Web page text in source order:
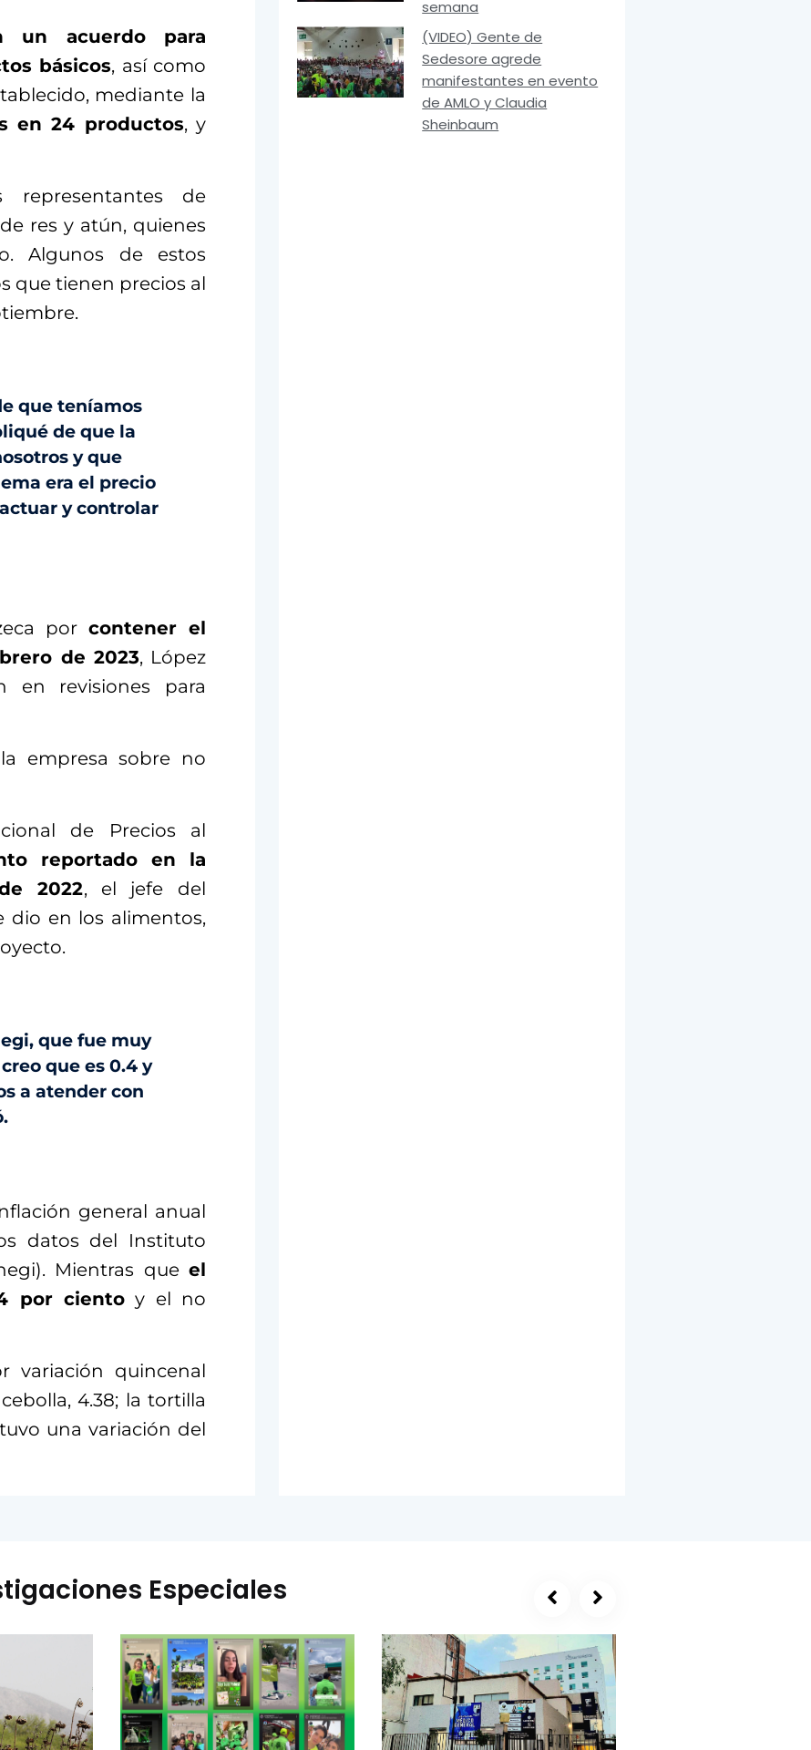
un acuerdo para
básicos, así como
mediante la
en 24 productos, y
representantes de
res y atún, quienes
Algunos de estos
que tienen precios al
que teníamos
de que la
y que
era el precio
y controlar
por contener el
de 2023, López
en revisiones para
empresa sobre no
de Precios al
reportado en la
2022, el jefe del
dio en los alimentos,
que fue muy
que es 0.4 y
a atender con
general anual
datos del Instituto
Mientras que el
por ciento y el no
variación quincenal
4.38; la tortilla
una variación del
semana
(VIDEO) Gente de
Sedesore agrede
manifestantes en evento
de AMLO y Claudia
Sheinbaum
Especiales